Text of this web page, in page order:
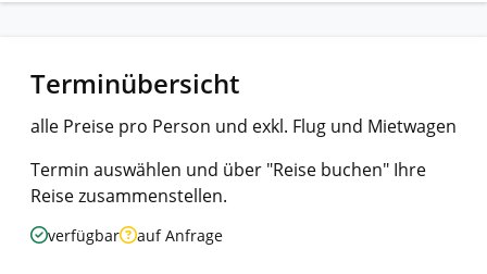
Terminübersicht
alle Preise pro Person und exkl. Flug und Mietwagen
Termin auswählen und über "Reise buchen" Ihre
Reise zusammenstellen.
verfügbar auf Anfrage